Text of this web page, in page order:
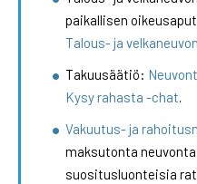
paikallisen
Talous- ja
Takuusäätiö:
Kysy rahasta -chat.
Vakuutus- ja
maksutonta
suositusluonteisia